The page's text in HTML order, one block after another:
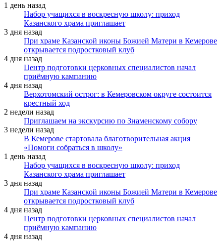
1 день назад
Набор учащихся в воскресную школу: приход
Казанского храма приглашает
3 дня назад
При храме Казанской иконы Божией Матери в Кемерове
открывается подростковый клуб
4 дня назад
Центр подготовки церковных специалистов начал
приёмную кампанию
4 дня назад
Верхотомский острог: в Кемеровском округе состоится
крестный ход
2 недели назад
Приглашаем на экскурсию по Знаменскому собору
3 недели назад
В Кемерове стартовала благотворительная акция
«Помоги собраться в школу»
1 день назад
Набор учащихся в воскресную школу: приход
Казанского храма приглашает
3 дня назад
При храме Казанской иконы Божией Матери в Кемерове
открывается подростковый клуб
4 дня назад
Центр подготовки церковных специалистов начал
приёмную кампанию
4 дня назад